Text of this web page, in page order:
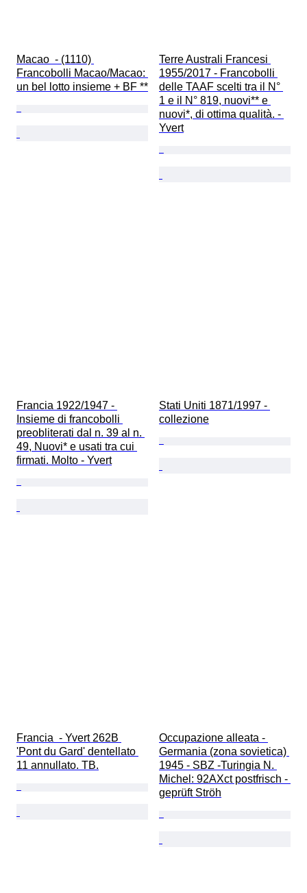
Macao  - (1110)
Francobolli Macao/Macao:
un bel lotto insieme + BF **
Terre Australi Francesi
1955/2017 - Francobolli
delle TAAF scelti tra il N°
1 e il N° 819, nuovi** e
nuovi*, di ottima qualità. -
Yvert
Francia 1922/1947 -
Insieme di francobolli
preobliterati dal n. 39 al n.
49, Nuovi* e usati tra cui
firmati. Molto - Yvert
Stati Uniti 1871/1997 -
collezione
Francia  - Yvert 262B
'Pont du Gard' dentellato
11 annullato. TB.
Occupazione alleata -
Germania (zona sovietica)
1945 - SBZ -Turingia N.
Michel: 92AXct postfrisch -
geprüft Ströh